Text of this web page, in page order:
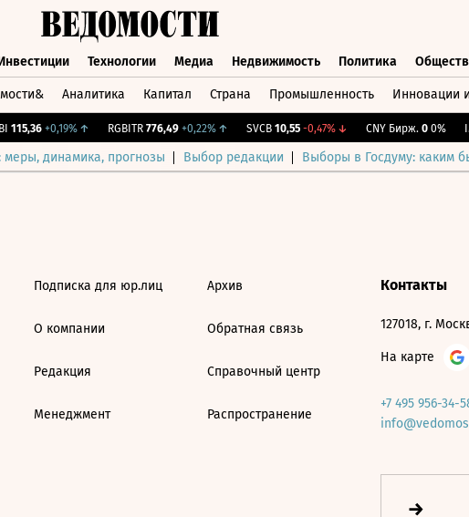
Технологии Медиа Недвижимость Политика
Аналитика Капитал Страна Промышленность Инновации
115,36 +0,19%↑ RGBITR 776,49 +0,22%↑ SVCB 10,55 -0,47%↓ CNY Бирж. 0 0%
динамика, прогнозы Выбор редакции Выборы в Госдуму: каким
Подписка для юр.лиц
О компании
Редакция
Менеджмент
Архив
Обратная связь
Справочный центр
Распространение
Контакты
127018, г.
На карте
+7 495 956-34-